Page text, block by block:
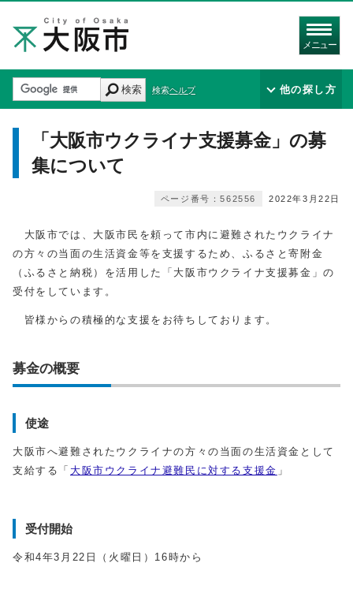
メニュー
検索 検索ヘルプ 他の探し方
「大阪市ウクライナ支援募金」の募
集について
2022年3月22日
ページ番号：562556
大阪市では、大阪市民を頼って市内に避難されたウクライナ
の方々の当面の生活資金等を支援するため、ふるさと寄附金
（ふるさと納税）を活用した「大阪市ウクライナ支援募金」の
受付をしています。
皆様からの積極的な支援をお待ちしております。
募金の概要
使途
大阪市へ避難されたウクライナの方々の当面の生活資金として
支給する「 大阪市ウクライナ避難民に対する支援金 」
受付開始
令和4年3月22日（火曜日）16時から